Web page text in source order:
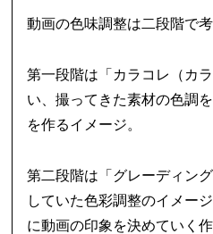
動画の色味調整は二段階で
第一段階は「カラコレ（カ
い、撮ってきた素材の色調
を作るイメージ。
第二段階は「グレーディン
していた色彩調整のイメー
に動画の印象を決めていく